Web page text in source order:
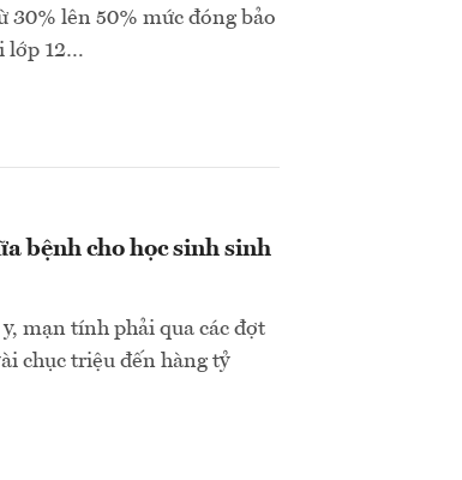
30% lên 50% mức đóng bảo
lớp 12…
bệnh cho học sinh sinh
mạn tính phải qua các đợt
chục triệu đến hàng tỷ